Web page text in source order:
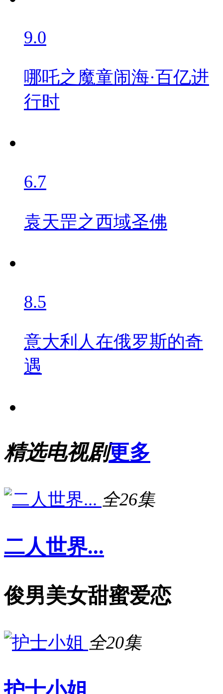
9.0
哪吒之魔童闹海·百亿进
行时
6.7
袁天罡之西域圣佛
8.5
意大利人在俄罗斯的奇
遇
精选电视剧更多
全26集
二人世界...
俊男美女甜蜜爱恋
全20集